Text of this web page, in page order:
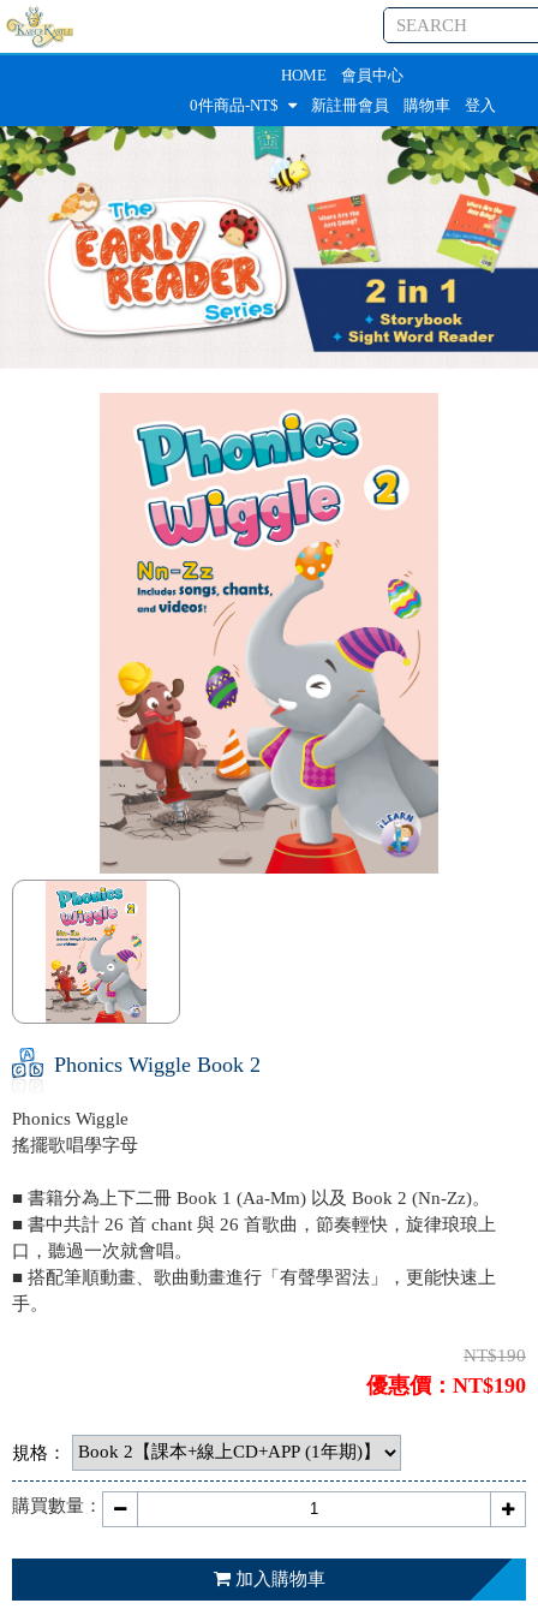
HOME
會員中心
0件商品-NT$ 新註冊會員 購物車 登入
Phonics Wiggle Book 2
Phonics Wiggle
搖擺歌唱學字母
■ 書籍分為上下二冊 Book 1 (Aa-Mm) 以及 Book 2 (Nn-Zz)。
■ 書中共計 26 首 chant 與 26 首歌曲，節奏輕快，旋律琅琅上
口，聽過一次就會唱。
■ 搭配筆順動畫、歌曲動畫進行「有聲學習法」，更能快速上
手。
NT$190
優惠價：NT$190
規格：
購買數量：
加入購物車